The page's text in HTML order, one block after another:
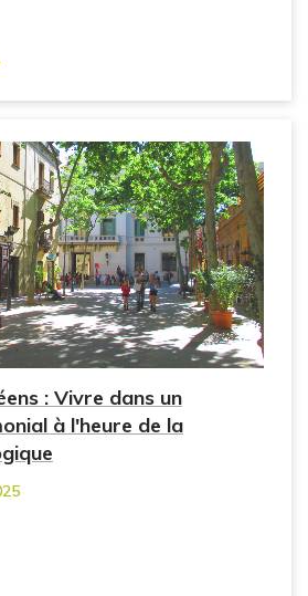
: Vivre dans un
à l'heure de la